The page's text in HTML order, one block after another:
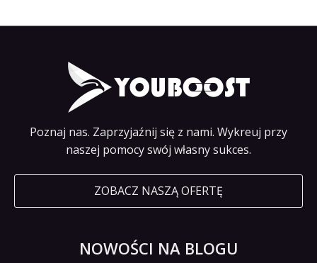
Poznaj nas. Zaprzyjaźnij się z nami. Wykreuj przy
naszej pomocy swój własny sukces.
ZOBACZ NASZĄ OFERTĘ
NOWOŚCI NA BLOGU